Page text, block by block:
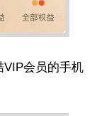
VIP会员的手机